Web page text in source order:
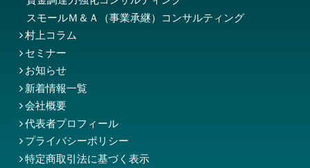
スモールＭ＆Ａ（事業承継）コンサルティング
村上コラム
セミナー
お知らせ
新着情報一覧
会社概要
代表者プロフィール
プライバシーポリシー
特定商取引法に基づく表示